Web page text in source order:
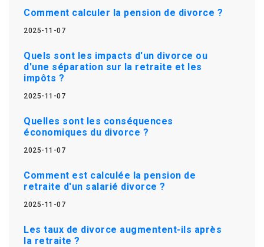
Comment calculer la pension de divorce ?
2025-11-07
Quels sont les impacts d'un divorce ou
d'une séparation sur la retraite et les
impôts ?
2025-11-07
Quelles sont les conséquences
économiques du divorce ?
2025-11-07
Comment est calculée la pension de
retraite d'un salarié divorce ?
2025-11-07
Les taux de divorce augmentent-ils après
la retraite ?